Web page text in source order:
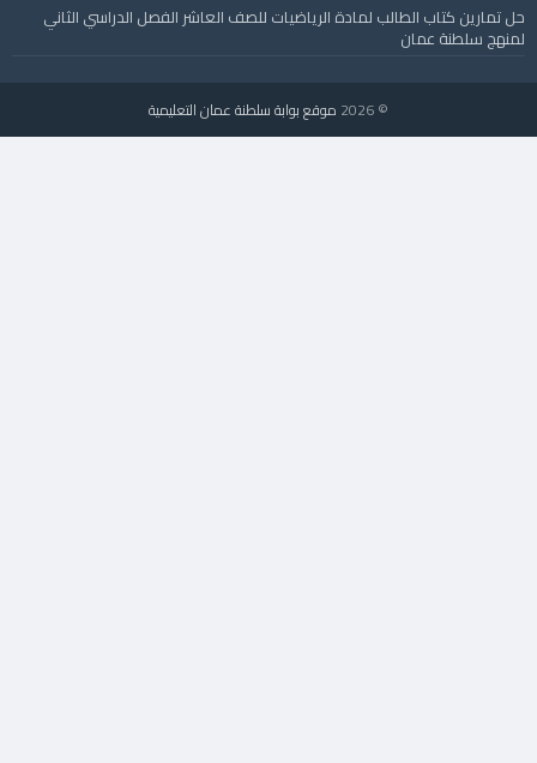
حل تمارين كتاب الطالب لمادة الرياضيات للصف العاشر الفصل الدراسي الثاني
لمنهج سلطنة عمان
© 2026 موقع بوابة سلطنة عمان التعليمية